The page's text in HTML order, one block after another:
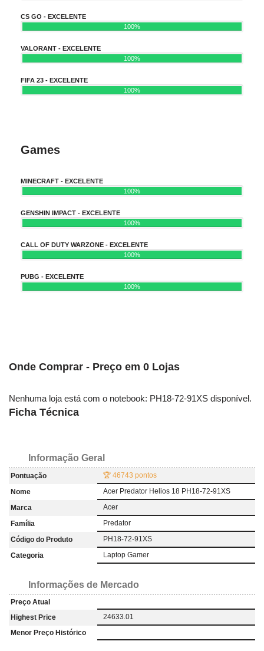
CS GO - EXCELENTE
100%
VALORANT - EXCELENTE
100%
FIFA 23 - EXCELENTE
100%
Games
MINECRAFT - EXCELENTE
100%
GENSHIN IMPACT - EXCELENTE
100%
CALL OF DUTY WARZONE - EXCELENTE
100%
PUBG - EXCELENTE
100%
Onde Comprar - Preço em 0 Lojas
Nenhuma loja está com o notebook: PH18-72-91XS disponível.
Ficha Técnica
Informação Geral
Pontuação
🏆 46743 pontos
Nome
Acer Predator Helios 18 PH18-72-91XS
Marca
Acer
Família
Predator
Código do Produto
PH18-72-91XS
Categoria
Laptop Gamer
Informações de Mercado
Preço Atual
Highest Price
24633.01
Menor Preço Histórico